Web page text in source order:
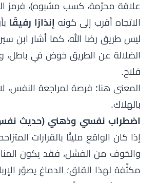
علاقة محرّمة، كسب مشبوه)، فرمز
الاتجاه أقرب إلى كونه إنذارًا رفيقًا
ليس طريق رضا الله، كما أشار ابن
الضلالة عن الطريق خوض في باطل،
فلاح.
المعنى هنا: فرصة لمراجعة النفس،
بالهلاك.
اضطراب نفسي وذهني (حديث
إذا كان الواقع مليئًا بالقرارات
والخوف من الفشل، فقد يكون
مكثّفة لهذا القلق؛ الدماغ يصوّر